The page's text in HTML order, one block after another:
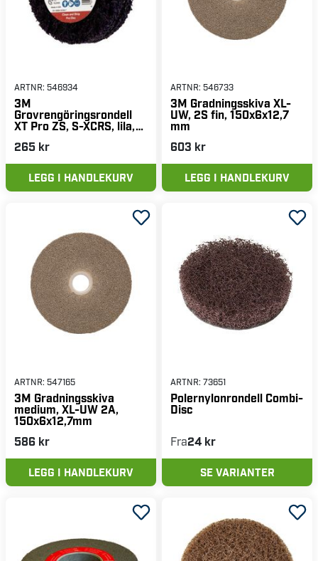
ARTNR: 546934
3M
Grovrengöringsrondell
XT Pro ZS, S-XCRS, lila,
265 kr
LEGG I HANDLEKURV
ARTNR: 546733
3M Gradningsskiva XL-
UW, 2S fin, 150x6x12,7
mm
603 kr
LEGG I HANDLEKURV
ARTNR: 547165
3M Gradningsskiva
medium, XL-UW 2A,
150x6x12,7mm
586 kr
LEGG I HANDLEKURV
ARTNR: 73651
Polernylonrondell Combi-
Disc
Fra24 kr
SE VARIANTER